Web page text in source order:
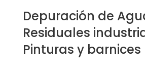
Depuración de
Residuales
Pinturas y barnices